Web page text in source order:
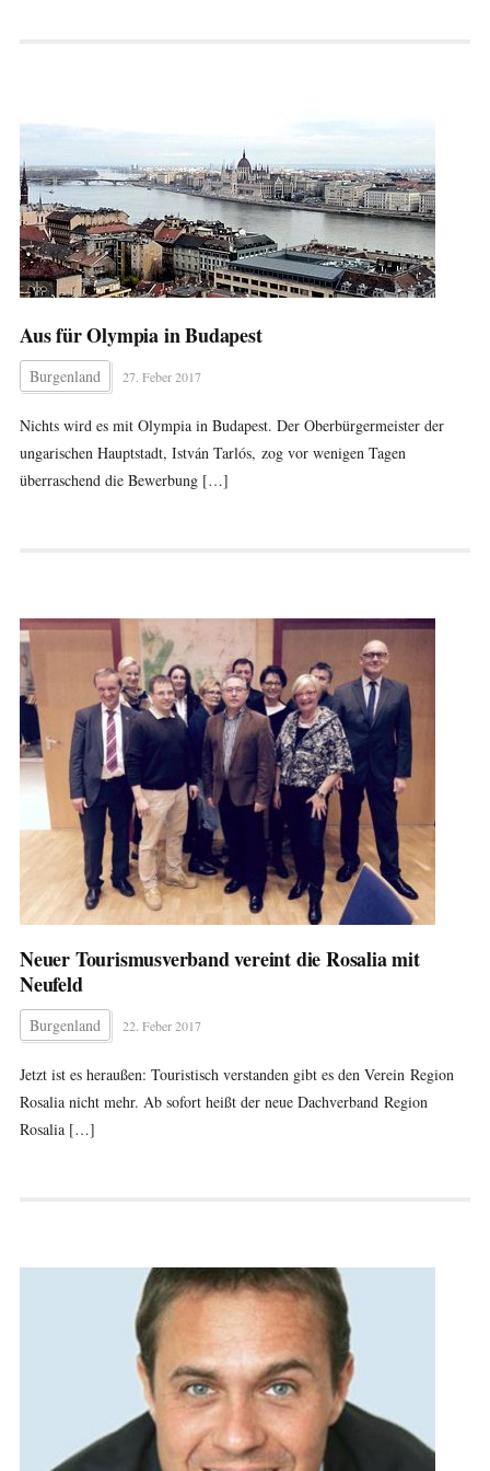
Aus für Olympia in Budapest
Burgenland 27. Feber 2017
Nichts wird es mit Olympia in Budapest. Der Oberbürgermeister der
ungarischen Hauptstadt, István Tarlós, zog vor wenigen Tagen
überraschend die Bewerbung […]
Neuer Tourismusverband vereint die Rosalia mit
Neufeld
Burgenland 22. Feber 2017
Jetzt ist es heraußen: Touristisch verstanden gibt es den Verein Region
Rosalia nicht mehr. Ab sofort heißt der neue Dachverband Region
Rosalia […]